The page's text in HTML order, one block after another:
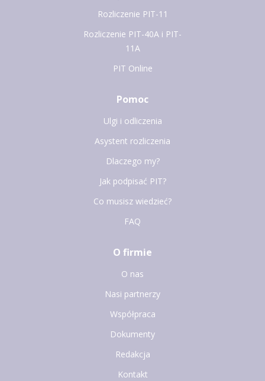
Rozliczenie PIT-11
Rozliczenie PIT-40A i PIT-
11A
PIT Online
Pomoc
Ulgi i odliczenia
Asystent rozliczenia
Dlaczego my?
Jak podpisać PIT?
Co musisz wiedzieć?
FAQ
O firmie
O nas
Nasi partnerzy
Współpraca
Dokumenty
Redakcja
Kontakt